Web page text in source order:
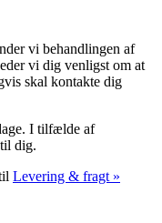
vi behandlingen af
vi dig venligst om at
skal kontakte dig
I tilfælde af
dig.
Levering & fragt »